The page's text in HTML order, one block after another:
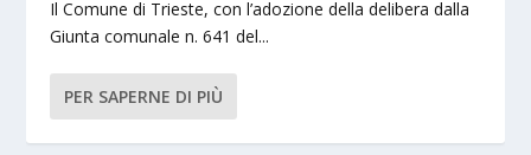
Il Comune di Trieste, con l’adozione della delibera dalla
Giunta comunale n. 641 del...
PER SAPERNE DI PIÙ